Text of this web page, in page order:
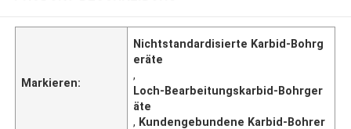
Markieren:
Nichtstandardisierte Karbid-Bohrg
eräte
,
Loch-Bearbeitungskarbid-Bohrger
äte
, Kundengebundene Karbid-Bohrer